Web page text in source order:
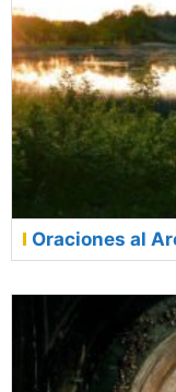
Oraciones al